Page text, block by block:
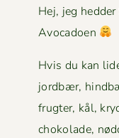
Hej, jeg
Avocadoen
Hvis du kan
jord­bær,
frugter, kål,
choko­lade,